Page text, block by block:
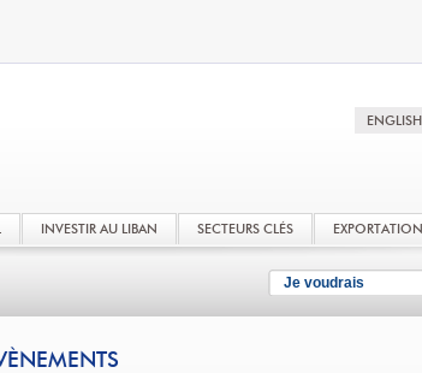
INVESTIR AU LIBAN SECTEURS CLÉS EXPORTATION
Je voudrais